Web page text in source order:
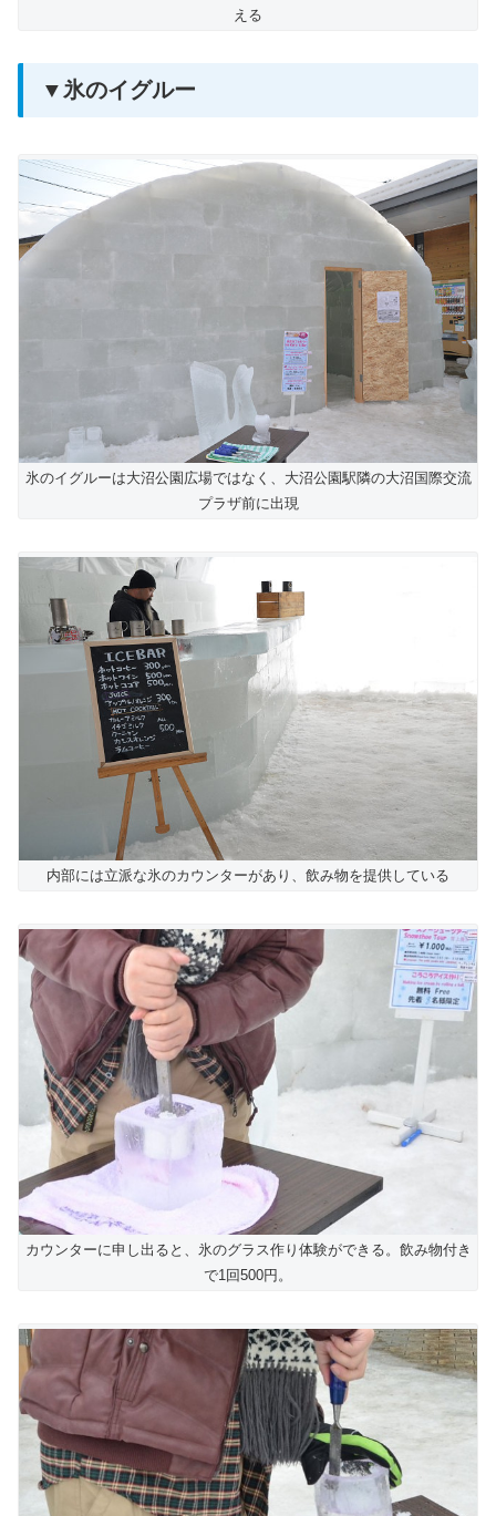
える
▼氷のイグルー
氷のイグルーは大沼公園広場ではなく、大沼公園駅隣の大沼国際交流
プラザ前に出現
内部には立派な氷のカウンターがあり、飲み物を提供している
カウンターに申し出ると、氷のグラス作り体験ができる。飲み物付き
で1回500円。